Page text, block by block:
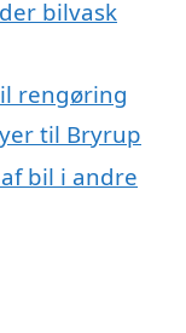
bilvask
rengøring
til Bryrup
bil i andre